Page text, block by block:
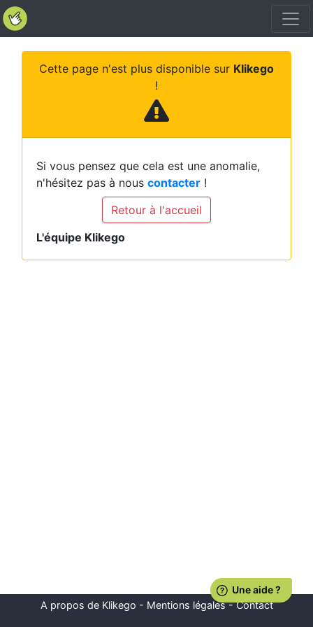
Cette page n'est plus disponible sur Klikego
!
Si vous pensez que cela est une anomalie,
n'hésitez pas à nous contacter !
Retour à l'accueil
L'équipe Klikego
A propos de Klikego - Mentions légales-Contact